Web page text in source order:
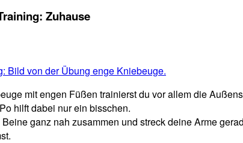
Zuhause
mit engen Füßen trainierst du vor allem die
hilft dabei nur ein bisschen.
ganz nah zusammen und streck deine Arme